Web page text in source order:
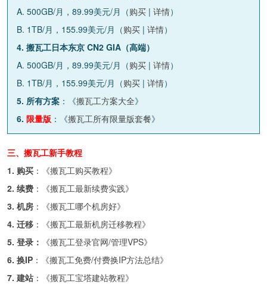
A. 500GB/月，89.99美元/月（购买 | 详情）
B. 1TB/月，155.99美元/月（购买 | 详情）
4. 搬瓦工日本东京 CN2 GIA（高端）
A. 500GB/月，89.99美元/月（购买 | 详情）
B. 1TB/月，155.99美元/月（购买 | 详情）
5. 所有方案 ：《搬瓦工方案大全》
6. 限量版 ：《搬瓦工所有限量版套餐》
三、搬瓦工新手教程
1. 购买 ：《搬瓦工购买教程》
2. 续费 ：《搬瓦工最新续费实践》
3. 机房 ：《搬瓦工哪个机房好》
4. 迁移 ：《搬瓦工最新机房迁移教程》
5. 登录：
《搬瓦工登录官网/管理VPS》
6. 换IP ：《搬瓦工免费/付费换IP方法总结》
7. 建站 ：《搬瓦工宝塔建站教程》